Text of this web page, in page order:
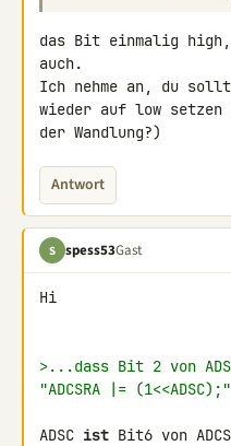
das Bit einmalig
auch.
Ich nehme an, du
wieder auf low setzen
der Wandlung?)
Antwort
S spess53Gast
Hi
>...dass Bit 2 von
"ADCSRA |=
ADSC ist Bit6 von